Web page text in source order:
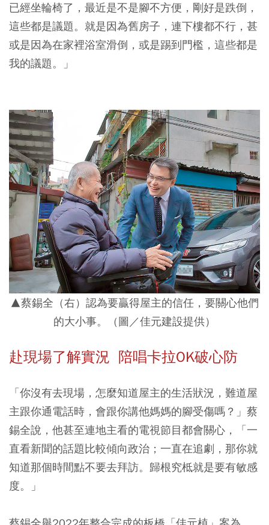
已經坐輪椅了，最近是不是腳不方便，剛好是跌倒，
這些都是議題。就是因為舊房子，連下樓都不行，甚
或是因為在家裡浴室滑倒，或是踢到門檻，這些都是
我的議題。」
▲蔡錫全（右）認為要贏得屋主的信任，要關心他們
的大小事。（圖／佳元建設提供）
赴現場了解實況 陪唱卡拉OK破心防
「你沒有去現場，怎麼知道屋主的生活狀況，難道屋
主跟你通電話時，會跟你講他媽媽的腳受傷嗎？」蔡
錫全說，他甚至連地主看的電視節目都會關心，「一
直看新聞的話題比較傾向政治；一直在追劇，那你就
知道那個時間點不要去拜訪。歸根究柢就是要有敏感
度。」